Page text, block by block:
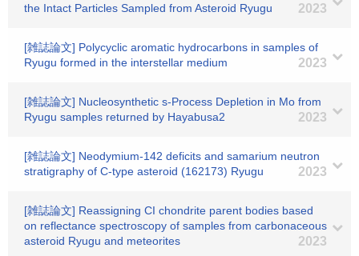
the Intact Particles Sampled from Asteroid Ryugu
2023
[雑誌論文] Polycyclic aromatic hydrocarbons in samples of
Ryugu formed in the interstellar medium
2023
[雑誌論文] Nucleosynthetic s-Process Depletion in Mo from
Ryugu samples returned by Hayabusa2
2023
[雑誌論文] Neodymium‐142 deficits and samarium neutron
stratigraphy of C‐type asteroid (162173) Ryugu
2023
[雑誌論文] Reassigning CI chondrite parent bodies based
on reflectance spectroscopy of samples from carbonaceous
asteroid Ryugu and meteorites
2023